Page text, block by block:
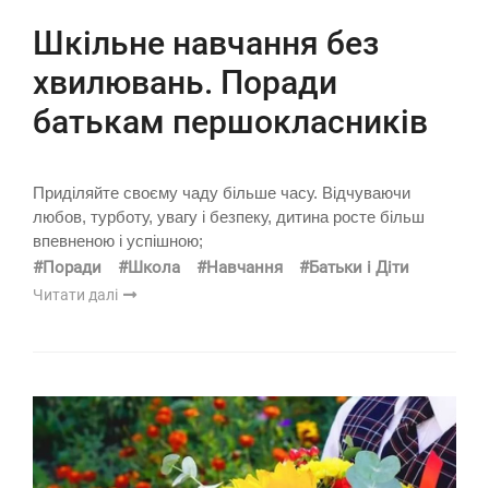
Шкільне навчання без
хвилювань. Поради
батькам першокласників
Приділяйте своєму чаду більше часу. Відчуваючи
любов, турботу, увагу і безпеку, дитина росте більш
впевненою і успішною;
#Поради #Школа #Навчання #Батьки і Діти
Читати далі